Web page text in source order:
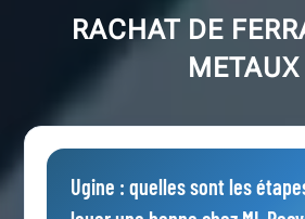
RACHAT DE
METAUX
Ugine : quelles sont les